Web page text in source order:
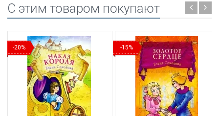
C этим товаром покупают
-20% -15%